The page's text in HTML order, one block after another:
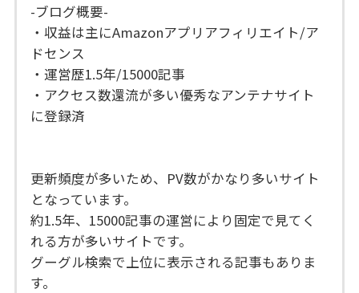
-ブログ概要-
・収益は主にAmazonアプリアフィリエイト/ア
ドセンス
・運営歴1.5年/15000記事
・アクセス数還流が多い優秀なアンテナサイト
に登録済
更新頻度が多いため、PV数がかなり多いサイト
となっています。
約1.5年、15000記事の運営により固定で見てく
れる方が多いサイトです。
グーグル検索で上位に表示される記事もありま
す。